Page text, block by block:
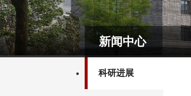
新闻中心
科研进展